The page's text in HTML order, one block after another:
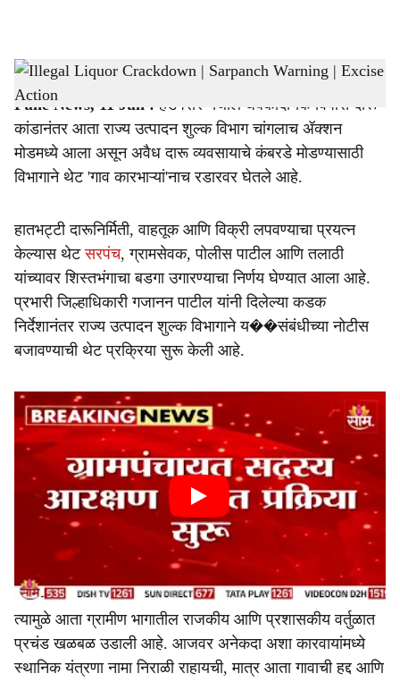
h
a
r
Illegal Liquor Crackdown | Sarpanch Warning | Excise Action -Sarkarnama
Pune News, 11 Jun : हडपसर येथील धक्कादायक विषारी दारू
कांडानंतर आता राज्य उत्पादन शुल्क विभाग चांगलाच ॲक्शन
मोडमध्ये आला असून अवैध दारू व्यवसायाचे कंबरडे मोडण्यासाठी
विभागाने थेट 'गाव कारभाऱ्यां'नाच रडारवर घेतले आहे.
हातभट्टी दारूनिर्मिती, वाहतूक आणि विक्री लपवण्याचा प्रयत्न
केल्यास थेटसरपंच, ग्रामसेवक, पोलीस पाटील आणि तलाठी
यांच्यावर शिस्तभंगाचा बडगा उगारण्याचा निर्णय घेण्यात आला आहे.
प्रभारी जिल्हाधिकारी गजानन पाटील यांनी दिलेल्या कडक
निर्देशानंतर राज्य उत्पादन शुल्क विभागाने य��संबंधीच्या नोटीस
बजावण्याची थेट प्रक्रिया सुरू केली आहे.
त्यामुळे आता ग्रामीण भागातील राजकीय आणि प्रशासकीय वर्तुळात
प्रचंड खळबळ उडाली आहे. आजवर अनेकदा अशा कारवायांमध्ये
स्थानिक यंत्रणा नामा निराळी राहायची, मात्र आता गावाची हद्द आणि